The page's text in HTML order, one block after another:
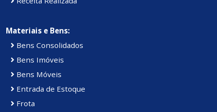
Materiais e Bens:
Bens Consolidados
Bens Imóveis
Bens Móveis
Entrada de Estoque
Frota